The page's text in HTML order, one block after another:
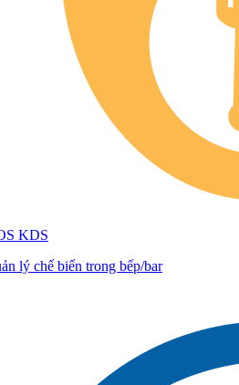
KDS
lý chế biến trong bếp/bar